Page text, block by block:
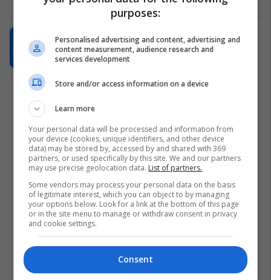
Ymeri: Gërvalla ka pasur deklarata
të ngutshme e të pamenduara
Politikë 13/06/2022
purposes:
Personalised advertising and content, advertising and
content measurement, audience research and
services development
Store and/or access information on a device
Learn more
Your personal data will be processed and information from
your device (cookies, unique identifiers, and other device
data) may be stored by, accessed by and shared with 369
partners, or used specifically by this site. We and our partners
may use precise geolocation data. List of partners.
Some vendors may process your personal data on the basis
of legitimate interest, which you can object to by managing
your options below. Look for a link at the bottom of this page
or in the site menu to manage or withdraw consent in privacy
and cookie settings.
Consent